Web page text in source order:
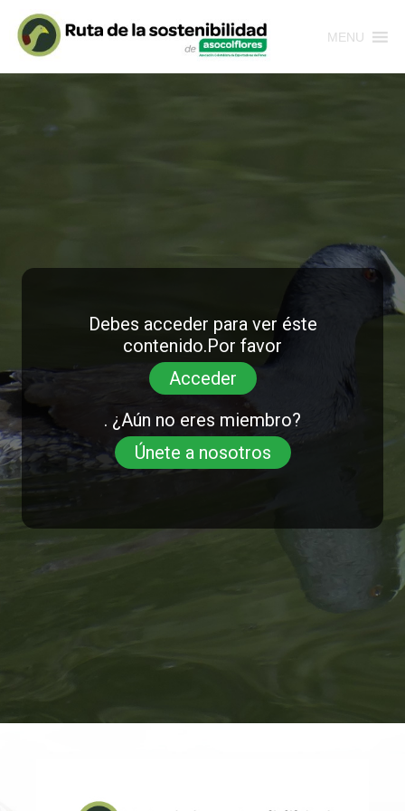
MENU
Debes acceder para ver éste
contenido.Por favor
Acceder
. ¿Aún no eres miembro?
Únete a nosotros